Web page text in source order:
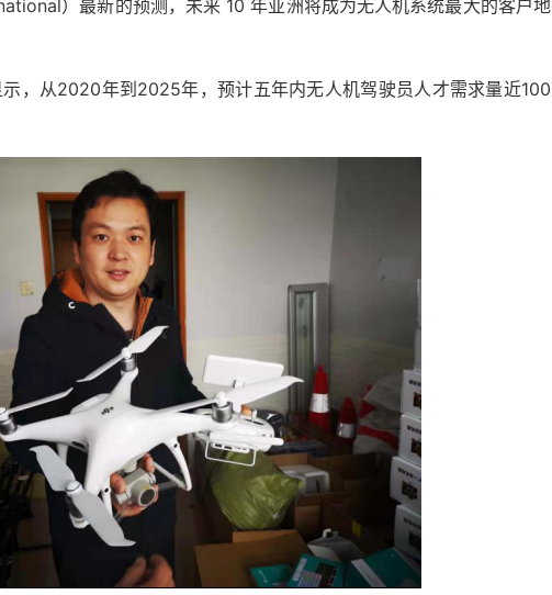
）最新的预测，未来 10 年亚洲将成为无人机系统最大的客户地
，从2020年到2025年，预计五年内无人机驾驶员人才需求量近100